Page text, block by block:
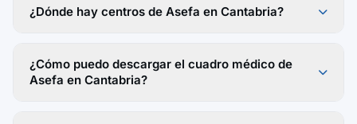
¿Dónde hay centros de Asefa en Cantabria?
¿Cómo puedo descargar el cuadro médico de
Asefa en Cantabria?